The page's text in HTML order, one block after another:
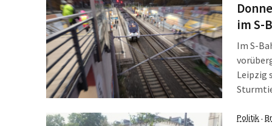
im S-
Im S-
Leipzig
machte.
Politik·